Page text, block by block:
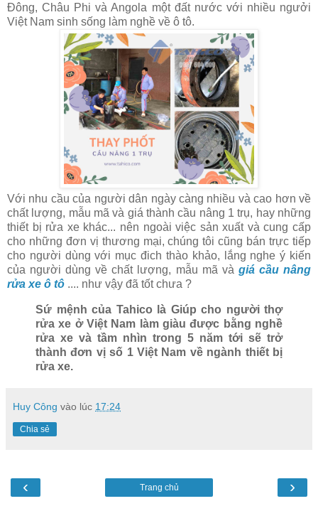
Đông, Châu Phi và Angola một đất nước với nhiều ngưởi
Việt Nam sinh sống làm nghề về ô tô.
Với nhu cầu của người dân ngày càng nhiều và cao hơn về
chất lượng, mẫu mã và giá thành cầu nâng 1 trụ, hay những
thiết bị rửa xe khác... nên ngoài việc sản xuất và cung cấp
cho những đơn vị thương mại, chúng tôi cũng bán trực tiếp
cho người dùng với mục đich thào khảo, lắng nghe ý kiến
của người dùng về chất lượng, mẫu mã và giá cầu nâng
rửa xe ô tô .... như vậy đã tốt chưa ?
Sứ mệnh của Tahico là Giúp cho người thợ
rửa xe ở Việt Nam làm giàu được bằng nghề
rửa xe và tầm nhìn trong 5 năm tới sẽ trở
thành đơn vị số 1 Việt Nam về ngành thiết bị
rửa xe.
Huy Công vào lúc 17:24
Chia sẻ
‹ ›
Trang chủ